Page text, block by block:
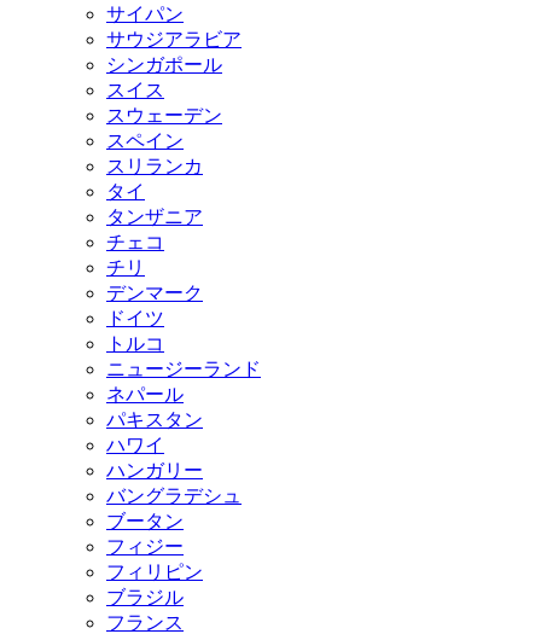
サイパン
サウジアラビア
シンガポール
スイス
スウェーデン
スペイン
スリランカ
タイ
タンザニア
チェコ
チリ
デンマーク
ドイツ
トルコ
ニュージーランド
ネパール
パキスタン
ハワイ
ハンガリー
バングラデシュ
ブータン
フィジー
フィリピン
ブラジル
フランス